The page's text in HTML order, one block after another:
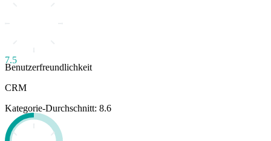
7.5
Benutzerfreundlichkeit
CRM
Kategorie-Durchschnitt: 8.6